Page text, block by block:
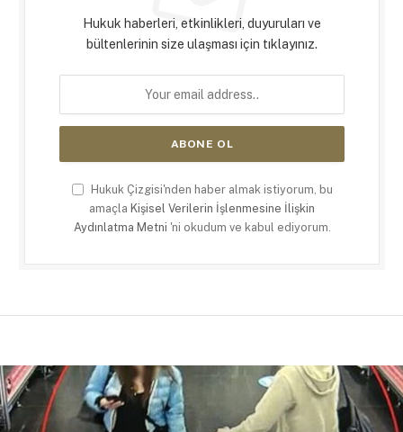
Hukuk haberleri, etkinlikleri, duyuruları ve
bültenlerinin size ulaşması için tıklayınız.
Hukuk Çizgisi'nden haber almak istiyorum, bu
amaçla Kişisel Verilerin İşlenmesine İlişkin
Aydınlatma Metni 'ni okudum ve kabul ediyorum.